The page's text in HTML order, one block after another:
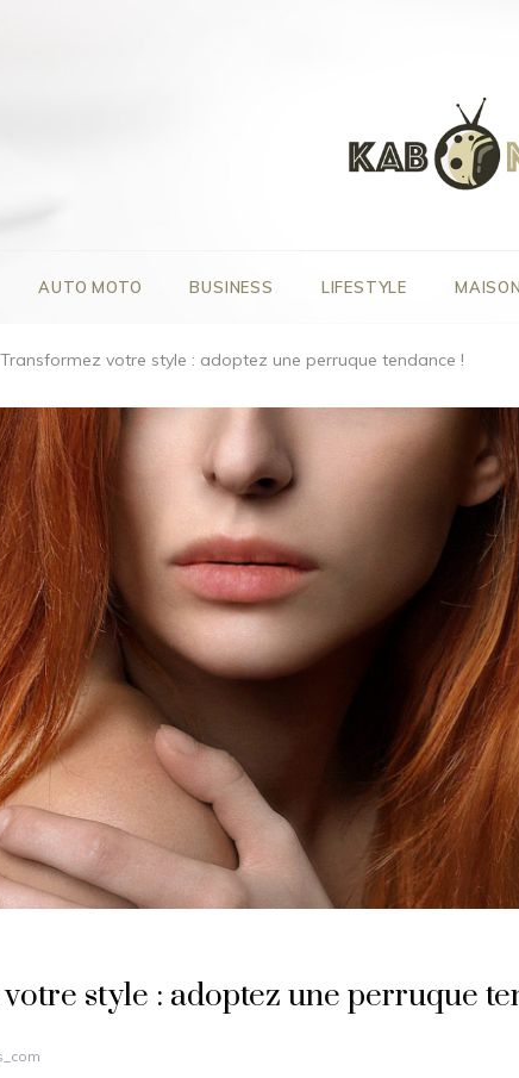
AUTO MOTO BUSINESS LIFESTYLE MAISON
Transformez votre style : adoptez une perruque tendance !
style : adoptez une perruque